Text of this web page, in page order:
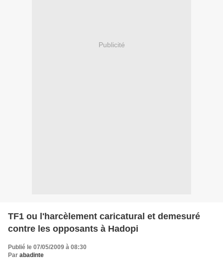
Publicité
TF1 ou l'harcèlement caricatural et demesuré
contre les opposants à Hadopi
Publié le 07/05/2009 à 08:30
Par abadinte